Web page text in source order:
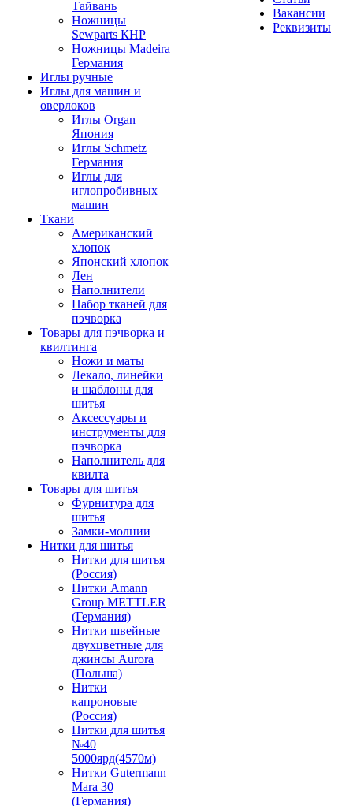
Тайвань
Ножницы
Sewparts КНР
Ножницы Madeira
Германия
Иглы ручные
Иглы для машин и
оверлоков
Иглы Organ
Япония
Иглы Schmetz
Германия
Иглы для
иглопробивных
машин
Ткани
Американский
хлопок
Японский хлопок
Лен
Наполнители
Набор тканей для
пэчворка
Товары для пэчворка и
квилтинга
Ножи и маты
Лекало, линейки
и шаблоны для
шитья
Аксессуары и
инструменты для
пэчворка
Наполнитель для
квилта
Товары для шитья
Фурнитура для
шитья
Замки-молнии
Нитки для шитья
Нитки для шитья
(Россия)
Нитки Amann
Group METTLER
(Германия)
Нитки швейные
двухцветные для
джинсы Aurora
(Польша)
Нитки
капроновые
(Россия)
Нитки для шитья
№40
5000ярд(4570м)
Нитки Gutermann
Mara 30
(Германия)
Вакансии
Реквизиты